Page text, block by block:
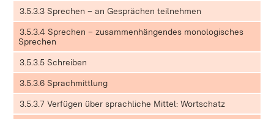
3.5.3.3 Sprechen – an Gesprächen teilnehmen
3.5.3.4 Sprechen – zusammenhängendes monologisches
Sprechen
3.5.3.5 Schreiben
3.5.3.6 Sprachmittlung
3.5.3.7 Verfügen über sprachliche Mittel: Wortschatz